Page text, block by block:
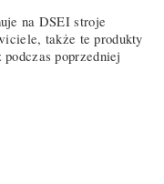
na DSEI stroje
także te produkty
poprzedniej